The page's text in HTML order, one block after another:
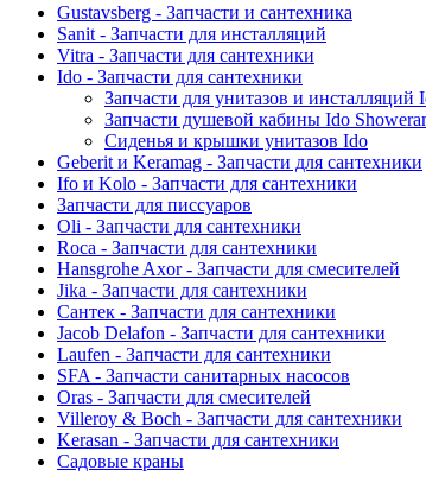
Gustavsberg - Запчасти и сантехника
Sanit - Запчасти для инсталляций
Vitra - Запчасти для сантехники
Ido - Запчасти для сантехники
Запчасти для унитазов и инсталляций
Запчасти душевой кабины Ido
Сиденья и крышки унитазов Ido
Geberit и Keramag - Запчасти для сантехники
Ifo и Kolo - Запчасти для сантехники
Запчасти для писсуаров
Oli - Запчасти для сантехники
Roca - Запчасти для сантехники
Hansgrohe Axor - Запчасти для смесителей
Jika - Запчасти для сантехники
Сантек - Запчасти для сантехники
Jacob Delafon - Запчасти для сантехники
Laufen - Запчасти для сантехники
SFA - Запчасти санитарных насосов
Oras - Запчасти для смесителей
Villeroy & Boch - Запчасти для сантехники
Kerasan - Запчасти для сантехники
Садовые краны